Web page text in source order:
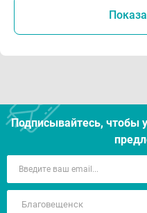
Подписывайтесь, чтобы